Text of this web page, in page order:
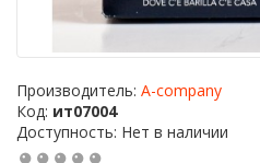
Производитель: A-company
Код: ит07004
Доступность: Нет в наличии